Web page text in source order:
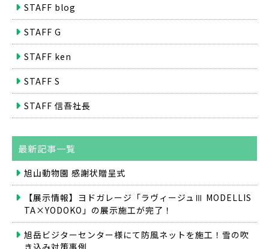
STAFF blog
STAFF G
STAFF ken
STAFF S
STAFF 信吾社長
最新記事一覧
旭山動物園 感謝状贈呈式
【展示情報】ヨドガレージ「ラヴィージュⅢ MODELLIS
TA×YODOKO」の展示施工が完了！
旭岳ビジターセンター様にて防風ネットを施工！雪の吹